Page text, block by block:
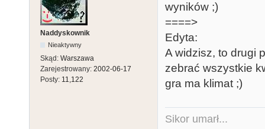
Naddyskownik
Nieaktywny
Skąd: Warszawa
Zarejestrowany: 2002-06-17
Posty: 11,122
wyników ;)
====>
Edyta:
A widzisz, to drugi
zebrać wszystkie
gra ma klimat ;)
Sikor umarł...